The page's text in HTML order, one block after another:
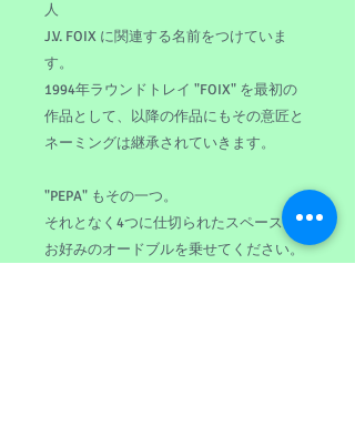
人
J.V. FOIX に関連する名前をつけていま
す。
1994年ラウンドトレイ "FOIX" を最初の
作品として、以降の作品にもその意匠と
ネーミングは継承されていきます。
"PEPA" もその一つ。
それとなく4つに仕切られたスペースに
お好みのオードブルを乗せてください。